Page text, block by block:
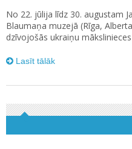
No 22. jūlija līdz 30. augustam
Blaumaņa muzejā (Rīga,
dzīvojošās ukraiņu
Lasīt tālāk